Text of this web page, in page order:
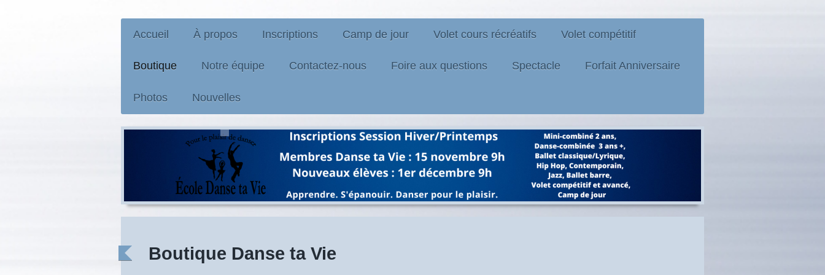
Accueil À propos Inscriptions Camp de jour Volet cours récréatifs Volet compétitif
Boutique Notre équipe Contactez-nous Foire aux questions Spectacle Forfait Anniversaire
Photos Nouvelles
Boutique Danse ta Vie